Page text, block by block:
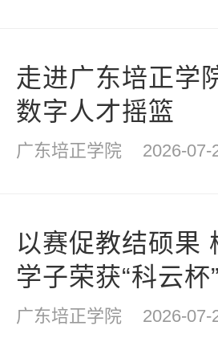
走进广东培正学
数字人才摇篮
广东培正学院 2026-07-
以赛促教结硕果
学子荣获“科云
广东培正学院 2026-07-